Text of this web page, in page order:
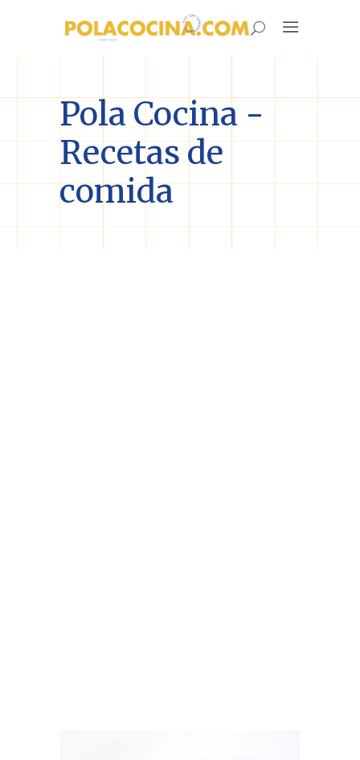
Pola Cocina -
Recetas de
comida